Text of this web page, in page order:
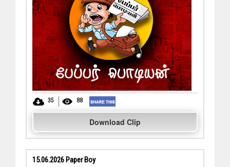
35 88
Download Clip
15.06.2026 Paper Boy